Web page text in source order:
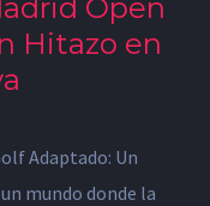
Open
Hitazo en
Adaptado: Un
mundo donde la